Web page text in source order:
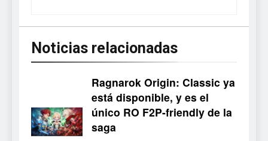
Noticias relacionadas
Ragnarok Origin: Classic ya
está disponible, y es el
único RO F2P-friendly de la
saga
5